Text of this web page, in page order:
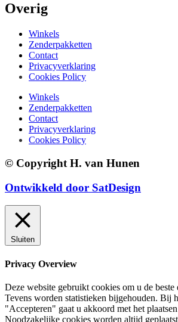
Overig
Winkels
Zenderpakketten
Contact
Privacyverklaring
Cookies Policy
Winkels
Zenderpakketten
Contact
Privacyverklaring
Cookies Policy
© Copyright H. van Hunen
Ontwikkeld door SatDesign
Sluiten
Privacy Overview
Deze website gebruikt cookies om u de beste
Tevens worden statistieken bijgehouden. Bij
"Accepteren" gaat u akkoord met het
Noodzakelijke cookies worden altijd